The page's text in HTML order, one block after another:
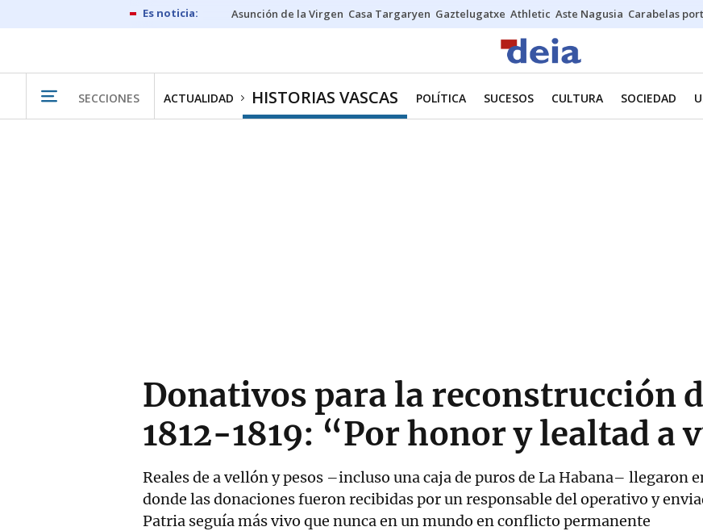
Asunción de la Virgen Casa Targaryen Gaztelugatxe Athletic Aste Nagusia Carabelas
SECCIONES ACTUALIDAD HISTORIAS VASCAS POLÍTICA SUCESOS CULTURA SOCIEDAD
Donativos para la reconstrucción
1812-1819: “Por honor y lealtad a
Reales de a vellón y pesos –incluso una caja de puros de La Habana– llegaron
donde las donaciones fueron recibidas por un responsable del operativo y
Patria seguía más vivo que nunca en un mundo en conflicto permanente